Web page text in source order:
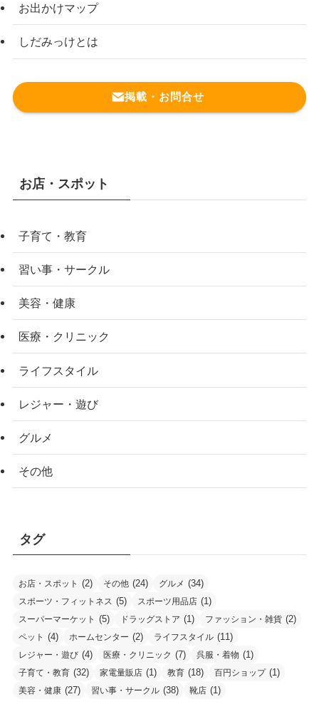
お出かけマップ
しだみっけとは
掲載・お問合せ
お店・スポット
子育て・教育
習い事・サークル
美容・健康
医療・クリニック
ライフスタイル
レジャー・遊び
グルメ
その他
タグ
お店・スポット (2) その他 (24) グルメ (34)
スポーツ・フィットネス (5) スポーツ用品店 (1)
スーパーマーケット (5) ドラッグストア (1) ファッション・雑貨 (2)
ペット (4) ホームセンター (2) ライフスタイル (11)
レジャー・遊び (4) 医療・クリニック (7) 呉服・着物 (1)
子育て・教育 (32) 家電量販店 (1) 教育 (18) 百円ショップ(1)
美容・健康 (27) 習い事・サークル (38) 靴店 (1)